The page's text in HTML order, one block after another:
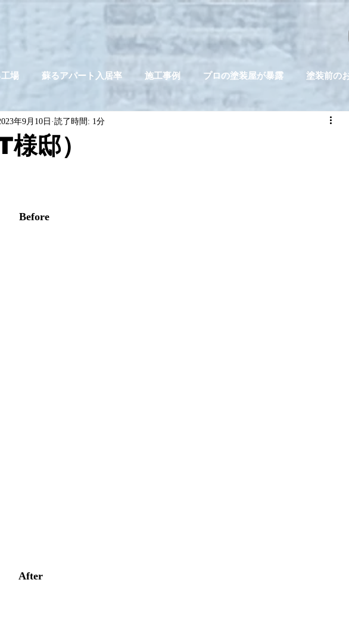
場 蘇るアパート入居率 施工事例 プロの塗装屋が暴露 塗装前の
邸）
年9月10日 読了時間: 1分